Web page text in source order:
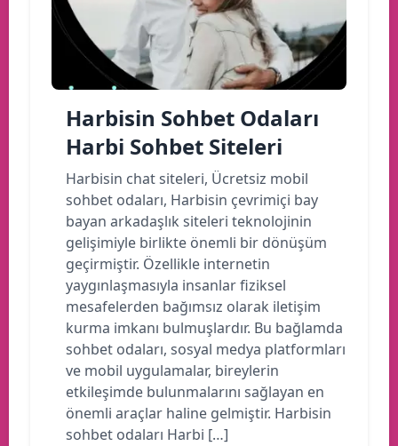
Harbisin Sohbet Odaları
Harbi Sohbet Siteleri
Harbisin chat siteleri, Ücretsiz mobil
sohbet odaları, Harbisin çevrimiçi bay
bayan arkadaşlık siteleri teknolojinin
gelişimiyle birlikte önemli bir dönüşüm
geçirmiştir. Özellikle internetin
yaygınlaşmasıyla insanlar fiziksel
mesafelerden bağımsız olarak iletişim
kurma imkanı bulmuşlardır. Bu bağlamda
sohbet odaları, sosyal medya platformları
ve mobil uygulamalar, bireylerin
etkileşimde bulunmalarını sağlayan en
önemli araçlar haline gelmiştir. Harbisin
sohbet odaları Harbi […]